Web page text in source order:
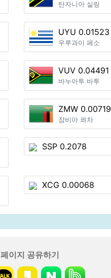
탄자니아 실링
UYU 0.01523
우루과이 페소
VUV 0.04491
바누아투 바투
ZMW 0.00719
잠비아 콰차
SSP 0.2078
XCG 0.00068
이지 공유하기